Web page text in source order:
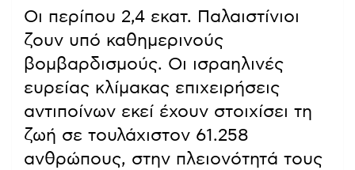
Οι περίπου 2,4 εκατ. Παλαιστίνιοι
ζουν υπό καθημερινούς
βομβαρδισμούς. Οι ισραηλινές
ευρείας κλίμακας επιχειρήσεις
αντιποίνων εκεί έχουν στοιχίσει τη
ζωή σε τουλάχιστον 61.258
ανθρώπους, στην πλειονότητά τους